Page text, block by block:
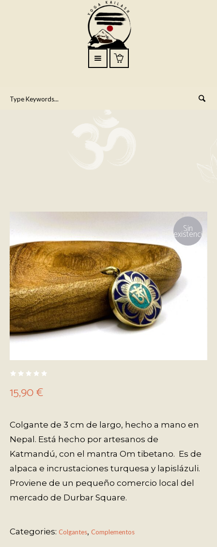
Sin
existencias
15,90€
Colgante de 3 cm de largo, hecho a mano en
Nepal. Está hecho por artesanos de
Katmandú, con el mantra Om tibetano. Es de
alpaca e incrustaciones turquesa y lapislázuli.
Proviene de un pequeño comercio local del
mercado de Durbar Square.
Categories: Colgantes, Complementos